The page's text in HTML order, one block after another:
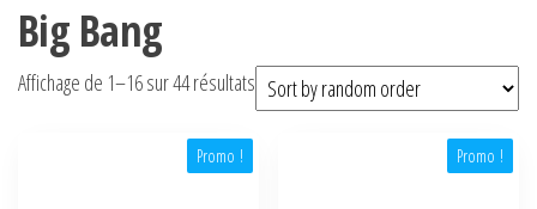
Big Bang
Affichage de 1–16 sur 44 résultats
Promo ! Promo !